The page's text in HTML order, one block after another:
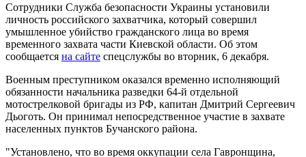
Сотрудники Служба безопасности Украины установили
личность российского захватчика, который совершил
умышленное убийство гражданского лица во время
временного захвата части Киевской области. Об этом
сообщается на сайте спецслужбы во вторник, 6 декабря.
Военным преступником оказался временно исполняющий
обязанности начальника разведки 64-й отдельной
мотострелковой бригады из РФ, капитан Дмитрий Сергеевич
Дьоготь. Он принимал непосредственное участие в захвате
населенных пунктов Бучанского района.
"Установлено, что во время оккупации села Гавронщина,